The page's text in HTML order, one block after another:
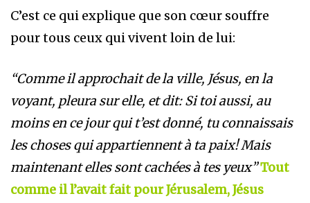
C’est ce qui explique que son cœur souffre
pour tous ceux qui vivent loin de lui:
“Comme il approchait de la ville, Jésus, en la
voyant, pleura sur elle, et dit: Si toi aussi, au
moins en ce jour qui t’est donné, tu connaissais
les choses qui appartiennent à ta paix! Mais
maintenant elles sont cachées à tes yeux”Tout
comme il l’avait fait pour Jérusalem, Jésus